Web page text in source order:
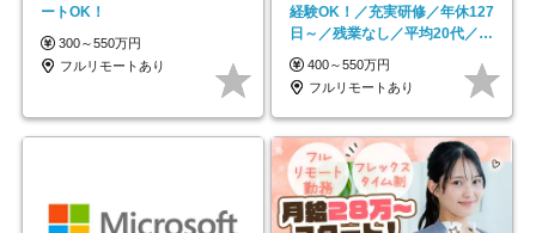
ートOK！
300～550万円
フルリモートあり
経験OK！／充実研修／年休127
日～／残業なし／平均20代／リ
モートOK
400～550万円
フルリモートあり